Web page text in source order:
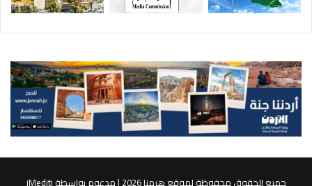
جميع الحقوق محفوظة لموقع هرمنا 2026 | مدعوم بواسطة iMediti